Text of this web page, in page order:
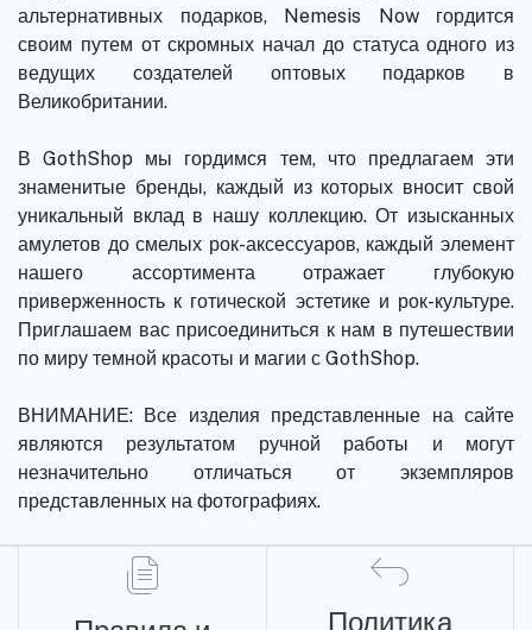
альтернативных подарков, Nemesis Now гордится
своим путем от скромных начал до статуса одного из
ведущих создателей оптовых подарков в
Великобритании.
В GothShop мы гордимся тем, что предлагаем эти
знаменитые бренды, каждый из которых вносит свой
уникальный вклад в нашу коллекцию. От изысканных
амулетов до смелых рок-аксессуаров, каждый элемент
нашего ассортимента отражает глубокую
приверженность к готической эстетике и рок-культуре.
Приглашаем вас присоединиться к нам в путешествии
по миру темной красоты и магии с GothShop.
ВНИМАНИЕ: Все изделия представленные на сайте
являются результатом ручной работы и могут
незначительно отличаться от экземпляров
представленных на фотографиях.
Политика